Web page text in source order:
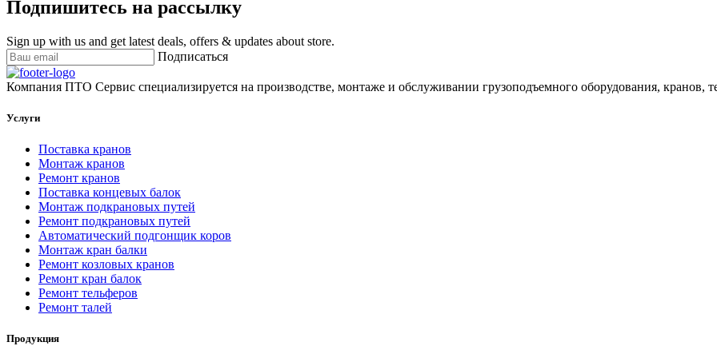
Подпишитесь на рассылку
Sign up with us and get latest deals, offers & updates about store.
Подписаться
Компания ПТО Сервис специализируется на производстве, монтаже и обслуживании грузоподъемного оборудования, кранов,
Услуги
Поставка кранов
Монтаж кранов
Ремонт кранов
Поставка концевых балок
Монтаж подкрановых путей
Ремонт подкрановых путей
Автоматический подгонщик коров
Монтаж кран балки
Ремонт козловых кранов
Ремонт кран балок
Ремонт тельферов
Ремонт талей
Продукция